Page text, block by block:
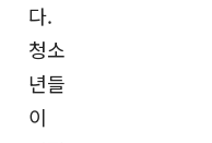
다.
청소
년들
이